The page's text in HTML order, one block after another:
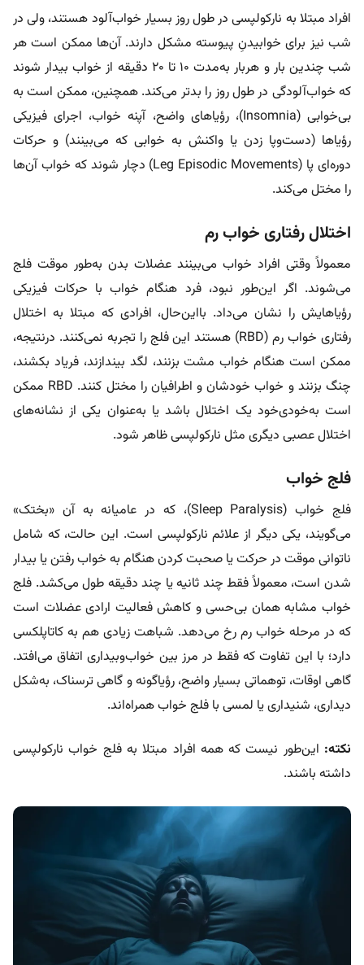
افراد مبتلا به نارکولپسی در طول روز بسیار خواب‌آلود هستند، ولی در
شب نیز برای خوابیدنِ پیوسته مشکل دارند. آن‌ها ممکن است هر
شب چندین‌ بار و هربار به‌مدت ۱۰ تا ۲۰ دقیقه از خواب بیدار شوند
که خواب‌آلودگی در طول روز را بدتر می‌کند. همچنین، ممکن است به
بی‌خوابی (Insomnia)، رؤیاهای واضح، آپنه خواب، اجرای فیزیکی
رؤیاها (دست‌وپا زدن یا واکنش به خوابی که می‌بینند) و حرکات
دوره‌ای پا (Leg Episodic Movements) دچار شوند که خواب آن‌ها
را مختل می‌کند.
اختلال رفتاری خواب رم
معمولاً وقتی افراد خواب می‌بینند عضلات بدن به‌طور موقت فلج
می‌شوند. اگر این‌طور نبود، فرد هنگام خواب با حرکات فیزیکی
رؤیاهایش را نشان می‌داد. بااین‌حال، افرادی که مبتلا به اختلال
رفتاری خواب رم (RBD) هستند این فلج را تجربه نمی‌کنند. درنتیجه،
ممکن است هنگام خواب مشت بزنند، لگد بیندازند، فریاد بکشند،
چنگ بزنند و خواب خودشان و اطرافیان را مختل کنند. RBD ممکن
است به‌خودی‌خود یک اختلال باشد یا به‌عنوان یکی از نشانه‌های
اختلال عصبی دیگری مثل نارکولپسی ظاهر شود.
فلج خواب
فلج خواب (Sleep Paralysis)، که در عامیانه به آن «بختک»
می‌گویند، یکی دیگر از علائم نارکولپسی است. این حالت، که شامل
ناتوانی موقت در حرکت یا صحبت‌ کردن هنگام به‌ خواب‌ رفتن یا بیدار
شدن است، معمولاً فقط چند ثانیه یا چند دقیقه طول می‌کشد. فلج
خواب مشابه همان بی‌حسی و کاهش فعالیت ارادی عضلات است
که در مرحله خواب رم رخ می‌دهد. شباهت زیادی هم به کاتاپلکسی
دارد؛ با این تفاوت که فقط در مرز بین خواب‌وبیداری اتفاق می‌افتد.
گاهی اوقات، توهماتی بسیار واضح، رؤیاگونه و گاهی ترسناک، به‌شکل
دیداری، شنیداری یا لمسی با فلج خواب همراه‌اند.
نکته: این‌طور نیست که همه افراد مبتلا به فلج خواب نارکولپسی
داشته باشند.